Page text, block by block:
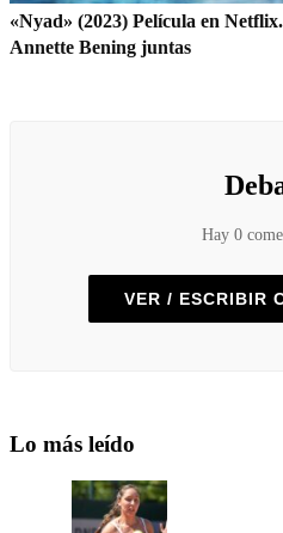
«Nyad» (2023) Película en
Annette Bening juntas
Hay 0
VER / ESCRIBIR
Lo más leído